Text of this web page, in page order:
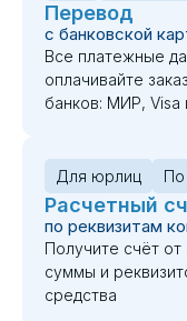
Перевод
с банковской
Все платежные
оплачивайте
банков: МИР, Visa
Для юрлиц По
Расчетный
по реквизитам
Получите счёт
суммы и
средства